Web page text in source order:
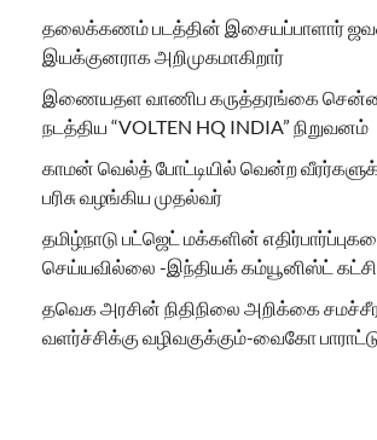
தலைக்கணம் படத்தின் இசையப்பாளார்
இயக்குனராக அறிமுகமாகிறார்
இணையதள வாணிப கருத்தரங்கை
நடத்திய “VOLTEN HQ INDIA” நிறுவனம்
காமன் வெல்த் போட்டியில் வென்ற
பரிசு வழங்கிய முதல்வர்
தமிழ்நாடு பட்ஜெட் மக்களின்
செய்யவில்லை -இந்தியக் கம்யூனிஸ்ட் கட்சி
தவெக அரசின் நிதிநிலை அறிக்கை
வளர்ச்சிக்கு வழிவகுக்கும்-வைகோ